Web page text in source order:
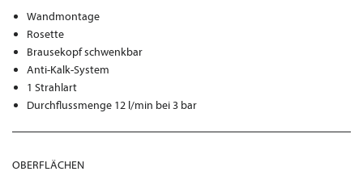
Wandmontage
Rosette
Brausekopf schwenkbar
Anti-Kalk-System
1 Strahlart
Durchflussmenge 12 l/min bei 3 bar
OBERFLÄCHEN